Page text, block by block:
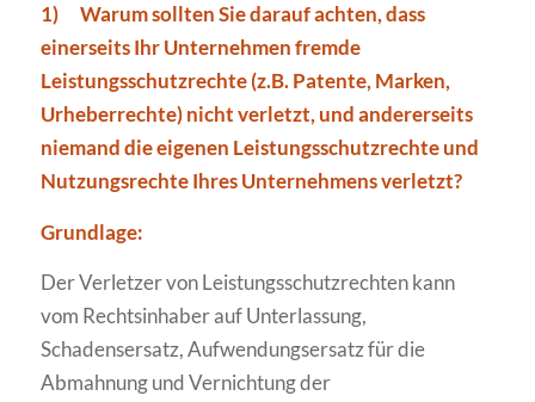
1) Warum sollten Sie darauf achten, dass
einerseits Ihr Unternehmen fremde
Leistungsschutzrechte (z.B. Patente, Marken,
Urheberrechte) nicht verletzt, und andererseits
niemand die eigenen Leistungsschutzrechte und
Nutzungsrechte Ihres Unternehmens verletzt?
Grundlage:
Der Verletzer von Leistungsschutzrechten kann
vom Rechtsinhaber auf Unterlassung,
Schadensersatz, Aufwendungsersatz für die
Abmahnung und Vernichtung der